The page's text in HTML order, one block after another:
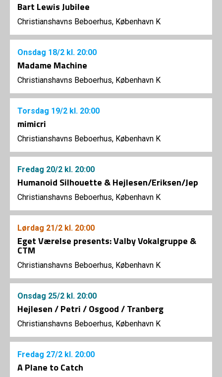
Bart Lewis Jubilee
Christianshavns Beboerhus, København K
Onsdag 18/2 kl. 20:00
Madame Machine
Christianshavns Beboerhus, København K
Torsdag 19/2 kl. 20:00
mimicri
Christianshavns Beboerhus, København K
Fredag 20/2 kl. 20:00
Humanoid Silhouette & Hejlesen/Eriksen/Jep
Christianshavns Beboerhus, København K
Lørdag 21/2 kl. 20:00
Eget Værelse presents: Valby Vokalgruppe &
CTM
Christianshavns Beboerhus, København K
Onsdag 25/2 kl. 20:00
Hejlesen / Petri / Osgood / Tranberg
Christianshavns Beboerhus, København K
Fredag 27/2 kl. 20:00
A Plane to Catch